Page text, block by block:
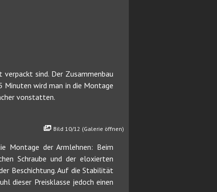
sind. Der Zusammenbau
wird man in die Montage
vonstatten.
Bild 10/12 (Galerie öffnen)
Montage der Armlehnen: Beim
Schraube und der eloxierten
Beschichtung. Auf die Stabilität
dieser Preisklasse jedoch einen